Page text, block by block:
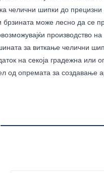
челични шипки до прецизни
може лесно да се
производство
за виткање челични
на секоја градежна или
од опремата за создавање